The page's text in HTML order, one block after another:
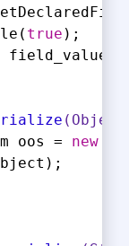
true );
oos = new